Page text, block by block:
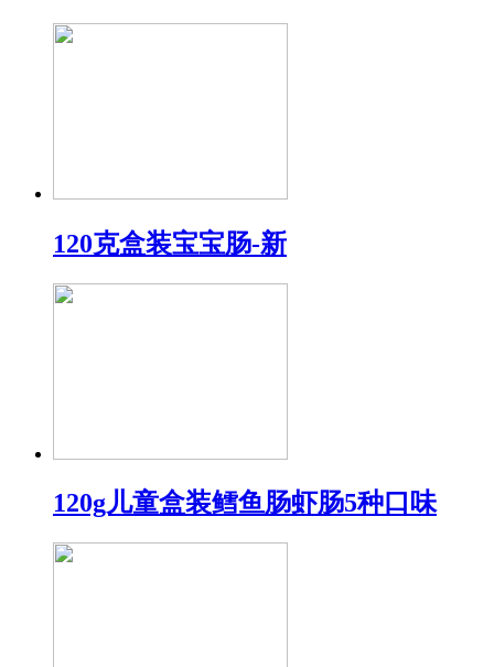
120克盒装宝宝肠-新
120g儿童盒装鳕鱼肠虾肠5种口味